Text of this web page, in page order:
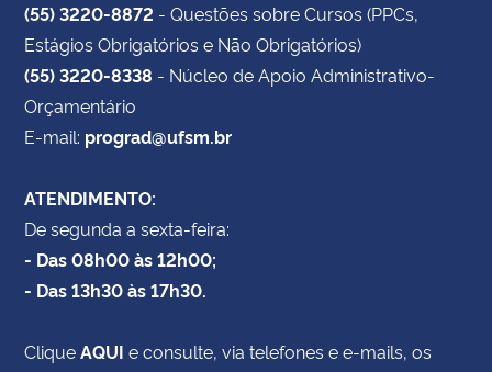
(55) 3220-8872 - Questões sobre Cursos (PPCs,
Estágios Obrigatórios e Não Obrigatórios)
(55) 3220-8338 - Núcleo de Apoio Administrativo-
Orçamentário
E-mail: prograd@ufsm.br
ATENDIMENTO:
De segunda a sexta-feira:
- Das 08h00 às 12h00;
- Das 13h30 às 17h30.
CliqueAQUI e consulte, via telefones e e-mails, os